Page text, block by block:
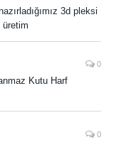
3d pleksi
üretim
0
Kutu Harf
0